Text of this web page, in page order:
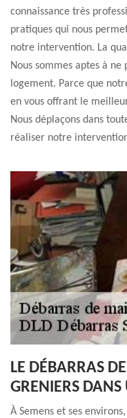
connaissance très
pratiques qui nous
notre intervention. La
Nous sommes aptes à
logement. Parce que
en vous offrant le
Nous déplaçons dans
réaliser notre
LE DÉBARRAS
GRENIERS
À Semens et ses